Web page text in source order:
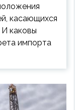
касающихся
каковы
импорта